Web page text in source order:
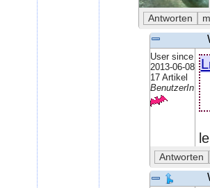
User since
2013-06-08
17 Artikel
BenutzerIn